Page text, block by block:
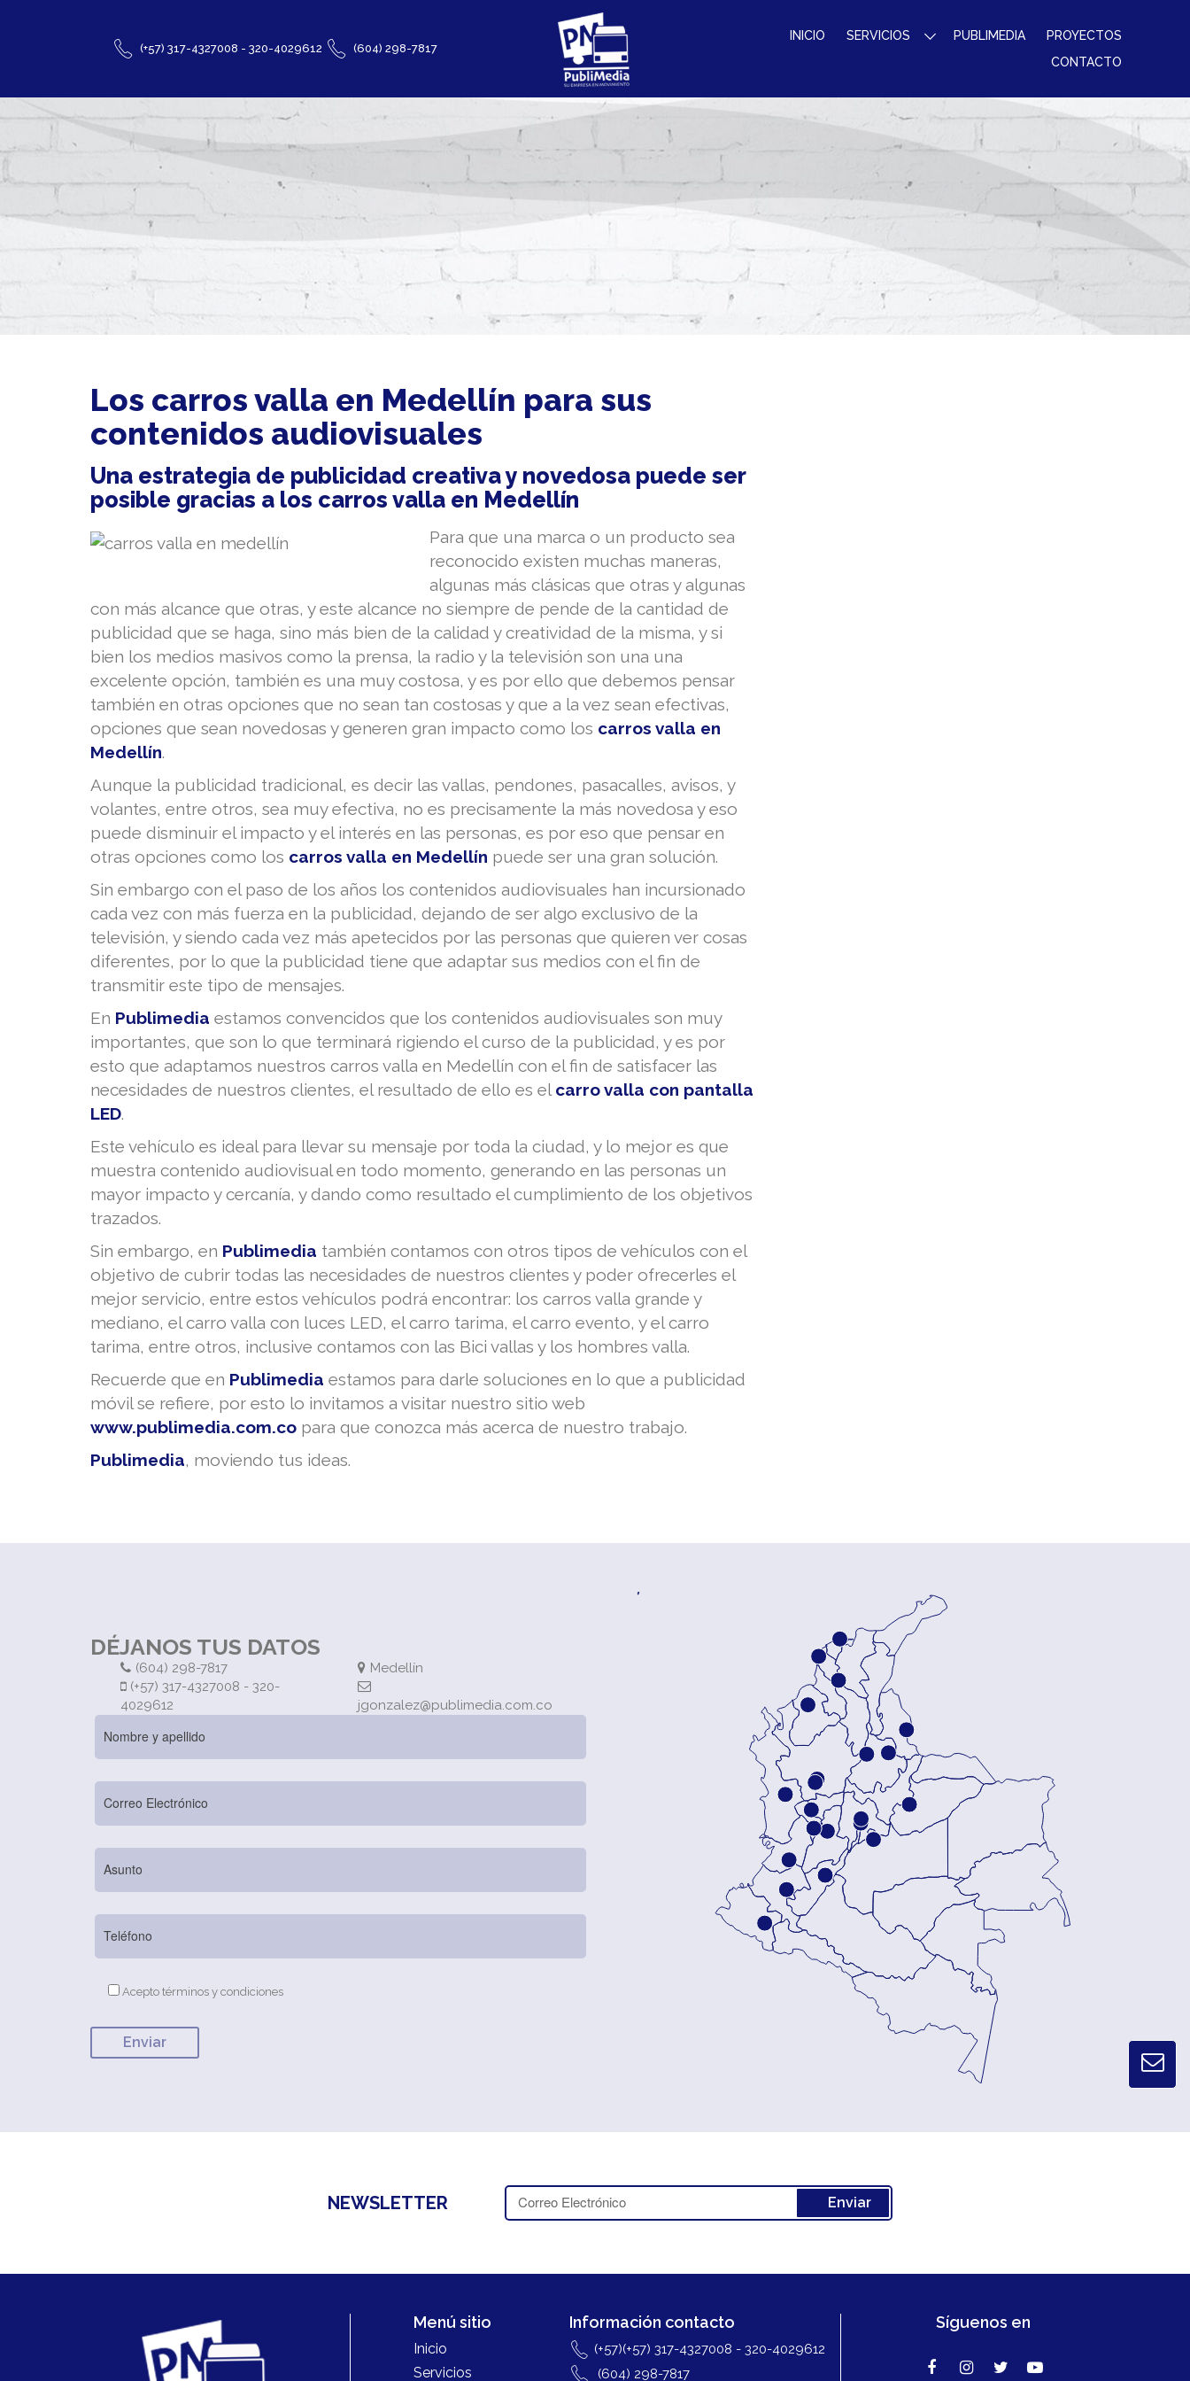
(+57) 317-4327008 - 320-4029612 (604) 298-7817
INICIO SERVICIOS PUBLIMEDIA
PROYECTOS
CONTACTO
Los carros valla en Medellín para sus
contenidos audiovisuales
Una estrategia de publicidad creativa y novedosa puede ser
posible gracias a los carros valla en Medellín
Para que una marca o un producto sea
reconocido existen muchas maneras,
algunas más clásicas que otras y algunas
con más alcance que otras, y este alcance no siempre de pende de la cantidad de
publicidad que se haga, sino más bien de la calidad y creatividad de la misma, y si
bien los medios masivos como la prensa, la radio y la televisión son una una
excelente opción, también es una muy costosa, y es por ello que debemos pensar
también en otras opciones que no sean tan costosas y que a la vez sean efectivas,
opciones que sean novedosas y generen gran impacto como los carros valla en
Medellín.
Aunque la publicidad tradicional, es decir las vallas, pendones, pasacalles, avisos, y
volantes, entre otros, sea muy efectiva, no es precisamente la más novedosa y eso
puede disminuir el impacto y el interés en las personas, es por eso que pensar en
otras opciones como los carros valla en Medellín puede ser una gran solución.
Sin embargo con el paso de los años los contenidos audiovisuales han incursionado
cada vez con más fuerza en la publicidad, dejando de ser algo exclusivo de la
televisión, y siendo cada vez más apetecidos por las personas que quieren ver cosas
diferentes, por lo que la publicidad tiene que adaptar sus medios con el fin de
transmitir este tipo de mensajes.
En Publimedia estamos convencidos que los contenidos audiovisuales son muy
importantes, que son lo que terminará rigiendo el curso de la publicidad, y es por
esto que adaptamos nuestros carros valla en Medellín con el fin de satisfacer las
necesidades de nuestros clientes, el resultado de ello es el carro valla con pantalla
LED.
Este vehículo es ideal para llevar su mensaje por toda la ciudad, y lo mejor es que
muestra contenido audiovisual en todo momento, generando en las personas un
mayor impacto y cercanía, y dando como resultado el cumplimiento de los objetivos
trazados.
Sin embargo, en Publimedia también contamos con otros tipos de vehículos con el
objetivo de cubrir todas las necesidades de nuestros clientes y poder ofrecerles el
mejor servicio, entre estos vehículos podrá encontrar: los carros valla grande y
mediano, el carro valla con luces LED, el carro tarima, el carro evento, y el carro
tarima, entre otros, inclusive contamos con las Bici vallas y los hombres valla.
Recuerde que en Publimedia estamos para darle soluciones en lo que a publicidad
móvil se refiere, por esto lo invitamos a visitar nuestro sitio web
www.publimedia.com.co para que conozca más acerca de nuestro trabajo.
Publimedia, moviendo tus ideas.
DÉJANOS TUS DATOS
(604) 298-7817
(+57) 317-4327008 - 320-
4029612
Medellín
jgonzalez@publimedia.com.co
Acepto términos y condiciones
NEWSLETTER
Menú sitio
Inicio
Servicios
Información contacto
(+57)(+57) 317-4327008 - 320-4029612
(604) 298-7817
Síguenos en